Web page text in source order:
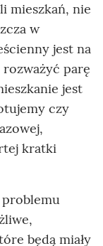
mieszkań, nie
w
jest na
rozważyć parę
jest
czy
kratki
problemu
będą miały